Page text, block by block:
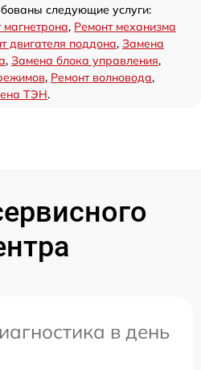
следующие услуги:
магнетрона, Ремонт механизма
двигателя поддона, Замена
, Замена блока управления,
, Ремонт волновода,
ТЭН.
в день